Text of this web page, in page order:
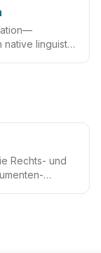
native linguists,
Rechts- und